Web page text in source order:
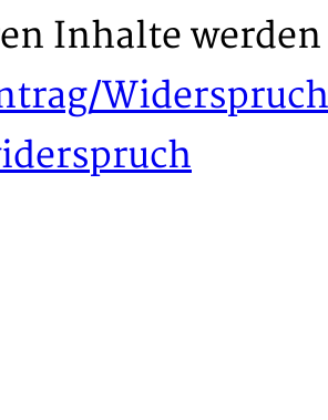
Inhalte
Widerspruch